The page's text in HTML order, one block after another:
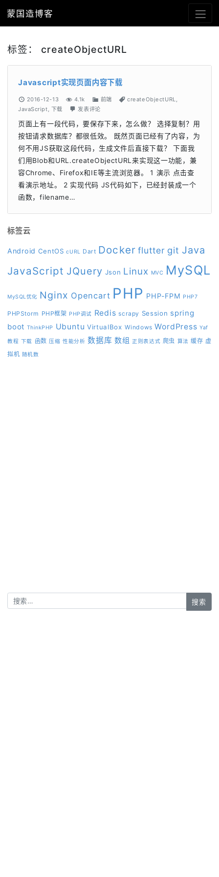
蒙国造博客
标签： createObjectURL
Javascript实现页面内容下载
2016-12-13 4.1k 前端 createObjectURL
JavaScript 下载 发表评论
页面上有一段代码，要保存下来，怎么做？ 选择复制？用
按钮请求数据库？都很低效。 既然页面已经有了内容，为
何不用JS获取这段代码，生成文件后直接下载？ 下面我
们用Blob和URL.createObjectURL来实现这一功能，兼
容Chrome、Firefox和IE等主流浏览器。 1 演示 点击查
看演示地址。 2 实现代码 JS代码如下，已经封装成一个
函数，filename…
标签云
Android CentOS cURL Dart Docker flutter git Java
JavaScript JQuery Json Linux MVC MySQL
MySQL优化 Nginx Opencart PHP PHP-FPM PHP7
PHPStorm PHP框架 PHP调试 Redis scrapy Session spring
boot ThinkPHP Ubuntu VirtualBox Windows WordPress Yaf
教程 下载 函数 压缩 性能分析 数据库 数组 正则表达式 爬虫 算法 缓存 虚
拟机 随机数